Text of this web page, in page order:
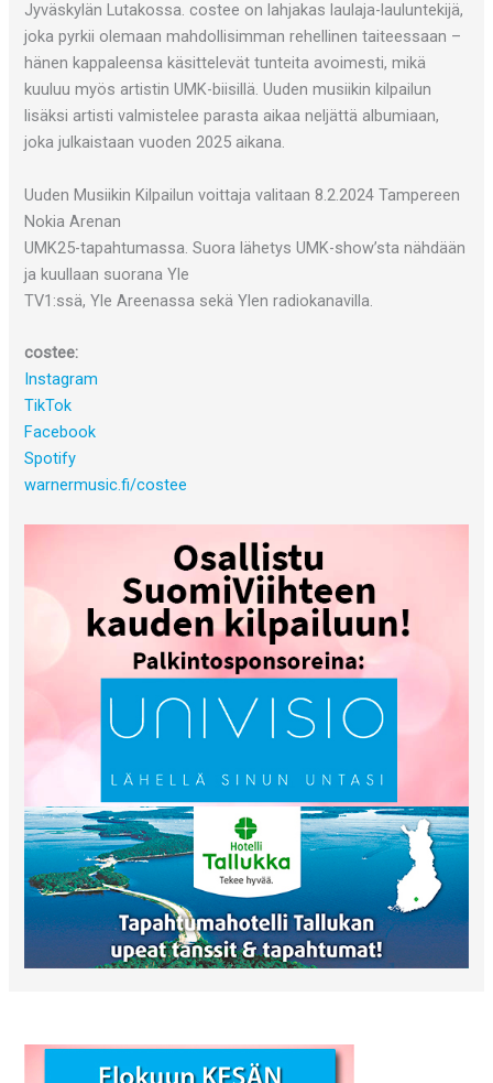
Jyväskylän Lutakossa. costee on lahjakas laulaja-lauluntekijä,
joka pyrkii olemaan mahdollisimman rehellinen taiteessaan –
hänen kappaleensa käsittelevät tunteita avoimesti, mikä
kuuluu myös artistin UMK-biisillä. Uuden musiikin kilpailun
lisäksi artisti valmistelee parasta aikaa neljättä albumiaan,
joka julkaistaan vuoden 2025 aikana.
Uuden Musiikin Kilpailun voittaja valitaan 8.2.2024 Tampereen
Nokia Arenan
UMK25-tapahtumassa. Suora lähetys UMK-show’sta nähdään
ja kuullaan suorana Yle
TV1:ssä, Yle Areenassa sekä Ylen radiokanavilla.
costee:
Instagram
TikTok
Facebook
Spotify
warnermusic.fi/costee